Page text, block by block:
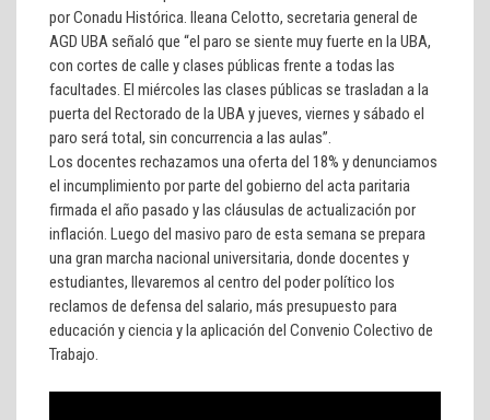
por Conadu Histórica. Ileana Celotto, secretaria general de
AGD UBA señaló que “el paro se siente muy fuerte en la UBA,
con cortes de calle y clases públicas frente a todas las
facultades. El miércoles las clases públicas se trasladan a la
puerta del Rectorado de la UBA y jueves, viernes y sábado el
paro será total, sin concurrencia a las aulas”.
Los docentes rechazamos una oferta del 18% y denunciamos
el incumplimiento por parte del gobierno del acta paritaria
firmada el año pasado y las cláusulas de actualización por
inflación. Luego del masivo paro de esta semana se prepara
una gran marcha nacional universitaria, donde docentes y
estudiantes, llevaremos al centro del poder político los
reclamos de defensa del salario, más presupuesto para
educación y ciencia y la aplicación del Convenio Colectivo de
Trabajo.